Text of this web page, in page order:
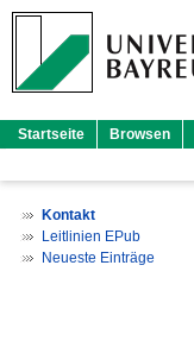
Startseite Browsen
Kontakt
Leitlinien EPub
Neueste Einträge